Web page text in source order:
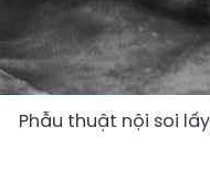
Phẫu thuật nội soi